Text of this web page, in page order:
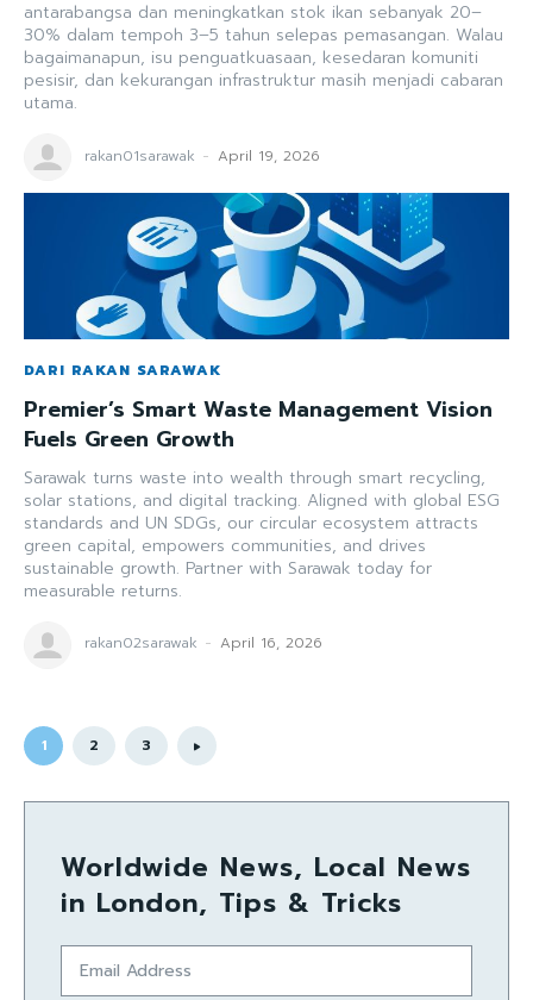
antarabangsa dan meningkatkan stok ikan sebanyak 20–
30% dalam tempoh 3–5 tahun selepas pemasangan. Walau
bagaimanapun, isu penguatkuasaan, kesedaran komuniti
pesisir, dan kekurangan infrastruktur masih menjadi cabaran
utama.
rakan01sarawak - April 19, 2026
DARI RAKAN SARAWAK
Premier’s Smart Waste Management Vision
Fuels Green Growth
Sarawak turns waste into wealth through smart recycling,
solar stations, and digital tracking. Aligned with global ESG
standards and UN SDGs, our circular ecosystem attracts
green capital, empowers communities, and drives
sustainable growth. Partner with Sarawak today for
measurable returns.
rakan02sarawak - April 16, 2026
1 2 3
Worldwide News, Local News
in London, Tips & Tricks